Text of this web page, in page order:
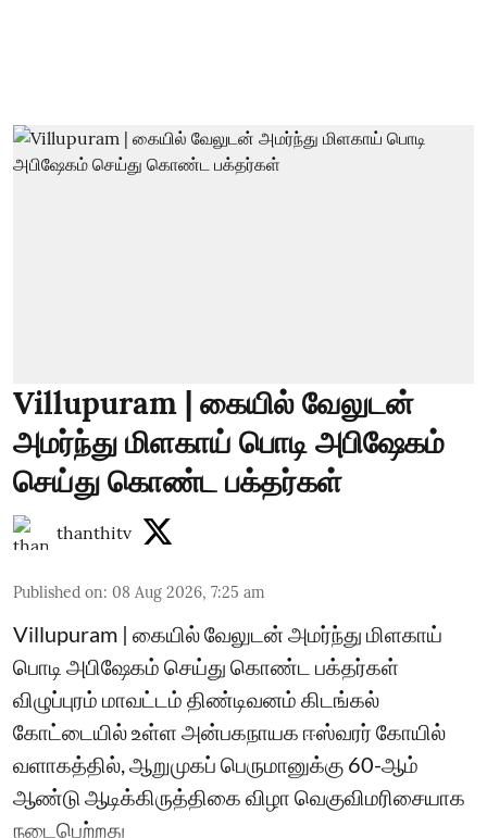
Villupuram | கையில் வேலுடன்
அமர்ந்து மிளகாய் பொடி அபிஷேகம்
செய்து கொண்ட பக்தர்கள்
thanthitv
Published on: 08 Aug 2026, 7:25 am
Villupuram | கையில் வேலுடன் அமர்ந்து மிளகாய்
பொடி அபிஷேகம் செய்து கொண்ட பக்தர்கள்
விழுப்புரம் மாவட்டம் திண்டிவனம் கிடங்கல்
கோட்டையில் உள்ள அன்பகநாயக ஈஸ்வரர் கோயில்
வளாகத்தில், ஆறுமுகப் பெருமானுக்கு 60-ஆம்
ஆண்டு ஆடிக்கிருத்திகை விழா வெகுவிமரிசையாக
நடைபெற்றது